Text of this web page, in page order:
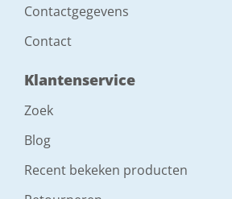
Contactgegevens
Contact
Klantenservice
Zoek
Blog
Recent bekeken producten